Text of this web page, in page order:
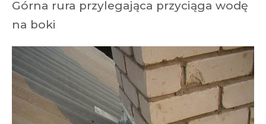
Górna rura przylegająca przyciąga wodę
na boki